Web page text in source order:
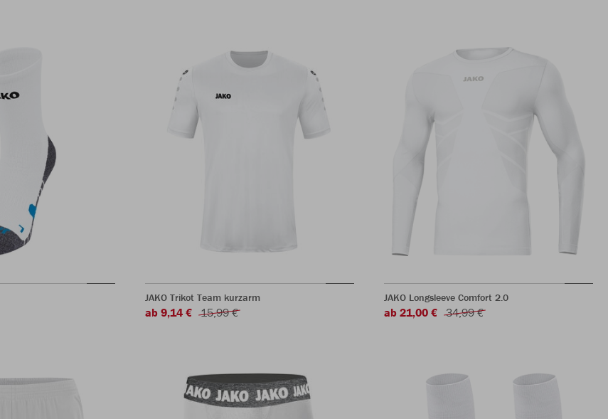
JAKO Trikot Team kurzarm
ab 9,14 € 15,99 €
JAKO Longsleeve Comfort 2.0
ab 21,00 € 34,99 €